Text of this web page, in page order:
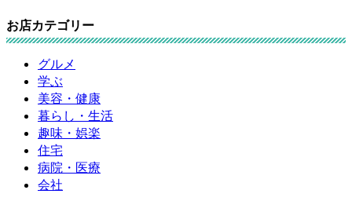
お店カテゴリー
グルメ
学ぶ
美容・健康
暮らし・生活
趣味・娯楽
住宅
病院・医療
会社